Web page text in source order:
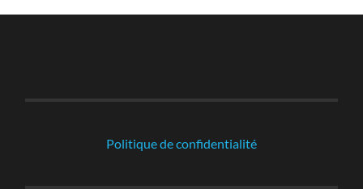
Politique de confidentialité